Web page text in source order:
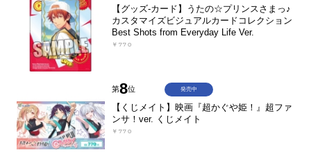
【グッズ-カード】うたの☆プリンスさまっ♪
カスタマイズビジュアルカードコレクション
Best Shots from Everyday Life Ver.
￥770
第8位
【くじメイト】映画『超かぐや姫！』超ファ
ンサ！ver. くじメイト
￥770
発売中